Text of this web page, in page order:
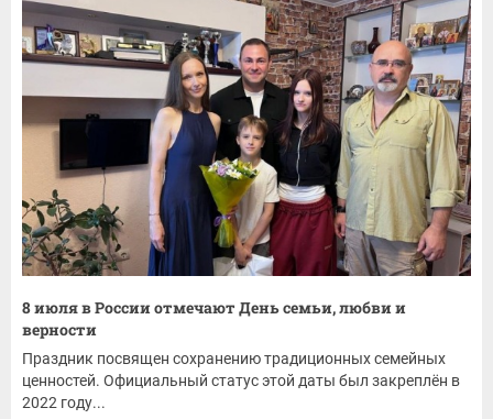
8 июля в России отмечают День семьи, любви и
верности
Праздник посвящен сохранению традиционных семейных
ценностей. Официальный статус этой даты был закреплён в
2022 году...